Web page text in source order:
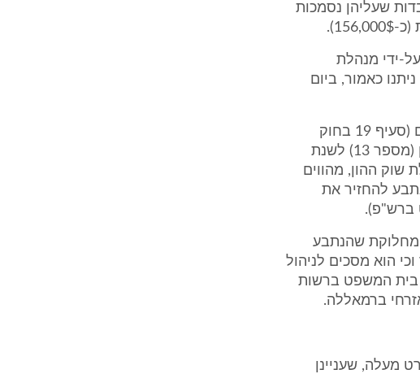
שעליהן נסמכות
ידי מנהלת
כאמור, ביום
בתביעה שהוגשה ברשות הפלסטינית נאמר, כי על פי החקיקה שם (סעיף 19 בחוק
ניירות ערך (מס' 12) לשנת 2004, וסעיף 3 בחוק מנהלת שוק ההון (מספר 13) לשנת
שוק ההון, מהווים
להחזיר את
מחלוקת שהנתבע
הוא מסכים לניהול
בית המשפט ברשות
ברמאללה.
מעלה, שעניינן